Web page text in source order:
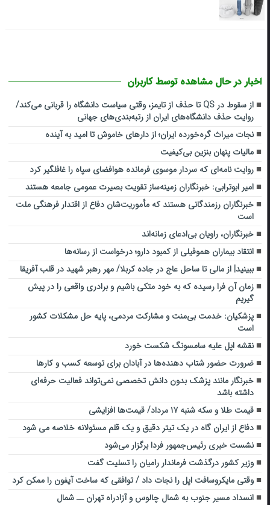
اخبار در حال مشاهده توسط کاربران
از سقوط در QS تا حذف از تایمز، وقتی سیاست دانشگاه را قربانی می‌کند/
روایت حذف دانشگاه‌های ایران از رتبه‌بندی‌های جهانی
نجات میراث گره‌خورده ایران؛ از دارهای خاموش تا امید به آینده
مالیات پنهان بنزین بی‌کیفیت
روایت نامه‌ای که سردار موسوی فرمانده هوافضای سپاه را غافلگیر کرد
امیر ابوترابی: خبرنگاران زمینه‌ساز تقویت بصیرت عمومی جامعه هستند
خبرنگاران رزمندگانی هستند که مأموریت‌شان دفاع از اقتدار فرهنگی ملت
است
خبرنگاران، راویان بی‌ادعای زمانه‌اند
انتقاد بیماران هموفیلی از کمبود دارو؛ درخواست از رسانه‌ها
ببینید| از مالی تا ساحل عاج در جاده کربلا/ مهر رهبر شهید در قلب آفریقا
زمان آن فرا رسیده که به خود متکی باشیم و برادری واقعی را در پیش
گیریم
پزشکیان: خدمت بی‌منت و مشارکت مردمی، پایه حل مشکلات کشور
است
نقشه اپل علیه سامسونگ شکست خورد
ضرورت حضور شتاب ‌دهنده‌ها در آبادان برای توسعه کسب‌ و کارها
خبرنگار مانند پزشک بدون دانش تخصصی نمی‌تواند فعالیت حرفه‌ای
داشته باشد
قیمت طلا و سکه شنبه ۱۷ مرداد/ قیمت‌ها افزایشی
دفاع از ایران گاه در یک تیتر دقیق و یک قلم مسئولانه خلاصه می شود
نشست خبری رئیس‌جمهور فردا برگزار می‌شود
وزیر کشور درگذشت فرماندار رامیان را تسلیت گفت
وقتی مایکروسافت اپل را نجات داد / توافقی که ساخت آیفون را ممکن کرد
انسداد مسیر جنوب به شمال چالوس و آزادراه تهران ــ شمال